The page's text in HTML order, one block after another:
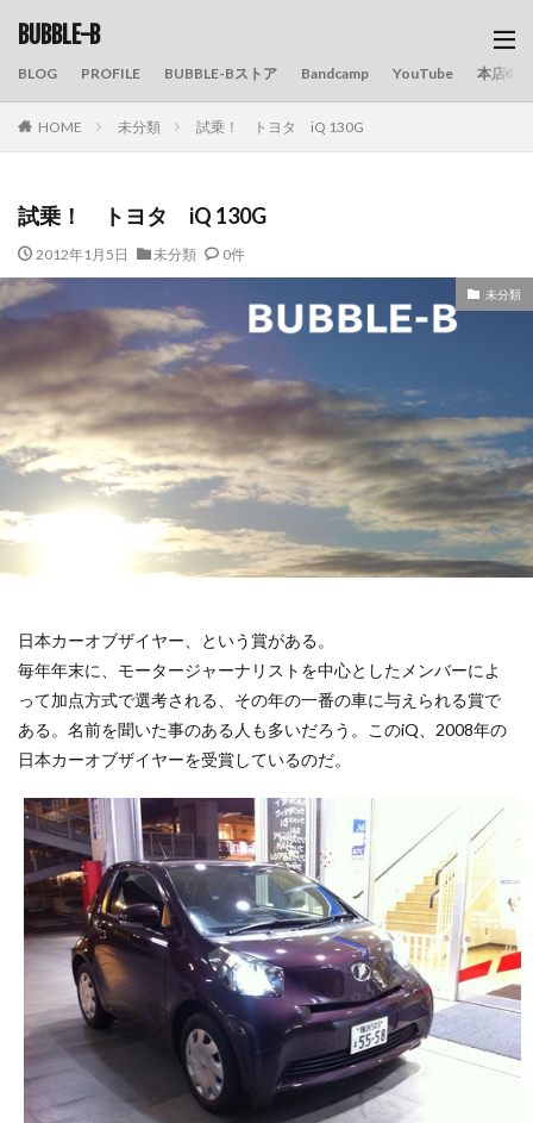
BUBBLE-B
BLOG PROFILE BUBBLE-Bストア Bandcamp YouTube 本店の旅
HOME 未分類 試乗！ トヨタ iQ 130G
試乗！ トヨタ iQ 130G
2012年1月5日 未分類 0件
未分類
日本カーオブザイヤー、という賞がある。
毎年年末に、モータージャーナリストを中心としたメンバーによ
って加点方式で選考される、その年の一番の車に与えられる賞で
ある。名前を聞いた事のある人も多いだろう。このiQ、2008年の
日本カーオブザイヤーを受賞しているのだ。